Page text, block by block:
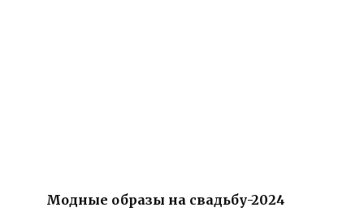
Модные образы на свадьбу-2024